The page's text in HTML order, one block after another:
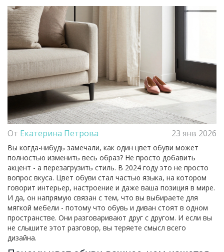
От Екатерина Петрова 23 янв 2026
Вы когда-нибудь замечали, как один цвет обуви может
полностью изменить весь образ? Не просто добавить
акцент - а перезагрузить стиль. В 2024 году это не просто
вопрос вкуса. Цвет обуви стал частью языка, на котором
говорит интерьер, настроение и даже ваша позиция в мире.
И да, он напрямую связан с тем, что вы выбираете для
мягкой мебели - потому что обувь и диван стоят в одном
пространстве. Они разговаривают друг с другом. И если вы
не слышите этот разговор, вы теряете смысл всего
дизайна.